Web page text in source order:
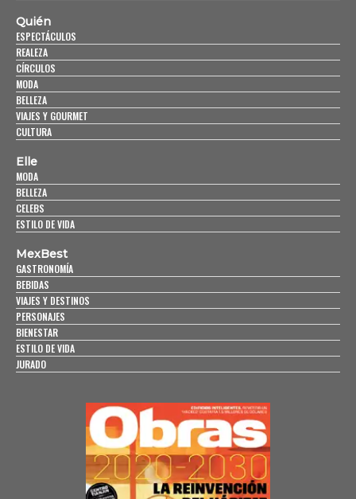
Quién
ESPECTÁCULOS
REALEZA
CÍRCULOS
MODA
BELLEZA
VIAJES Y GOURMET
CULTURA
Elle
MODA
BELLEZA
CELEBS
ESTILO DE VIDA
MexBest
GASTRONOMÍA
BEBIDAS
VIAJES Y DESTINOS
PERSONAJES
BIENESTAR
ESTILO DE VIDA
JURADO